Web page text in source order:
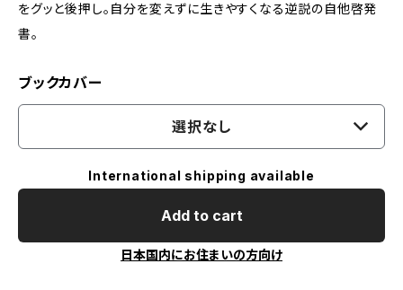
をグッと後押し。自分を変えずに生きやすくなる逆説の自他啓発
書。
ブックカバー
選択なし
International shipping available
Add to cart
日本国内にお住まいの方向け